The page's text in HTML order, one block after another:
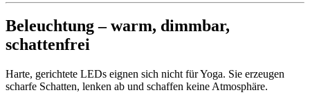
Beleuchtung – warm, dimmbar,
schattenfrei
Harte, gerichtete LEDs eignen sich nicht für Yoga. Sie erzeugen
scharfe Schatten, lenken ab und schaffen keine Atmosphäre.